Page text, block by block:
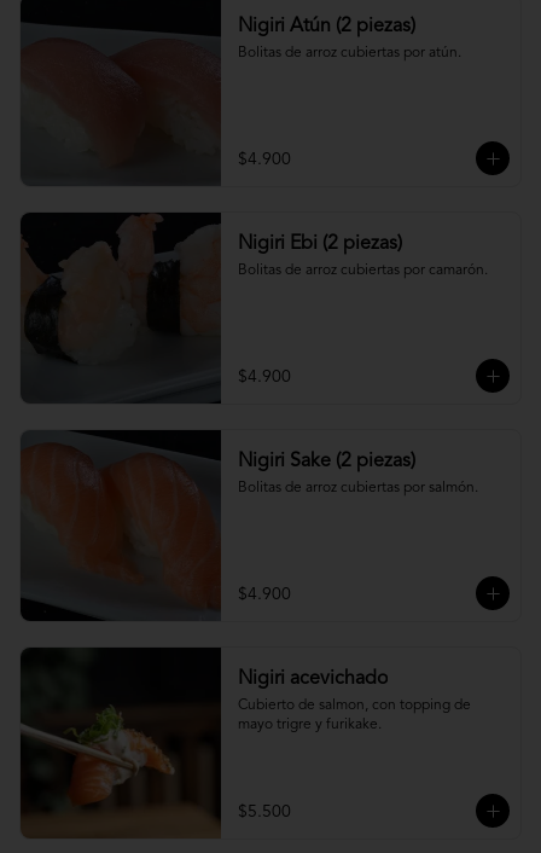
Nigiri Atún (2 piezas)
Bolitas de arroz cubiertas por atún.
$4.900
Nigiri Ebi (2 piezas)
Bolitas de arroz cubiertas por camarón.
$4.900
Nigiri Sake (2 piezas)
Bolitas de arroz cubiertas por salmón.
$4.900
Nigiri acevichado
Cubierto de salmon, con topping de
mayo trigre y furikake.
$5.500